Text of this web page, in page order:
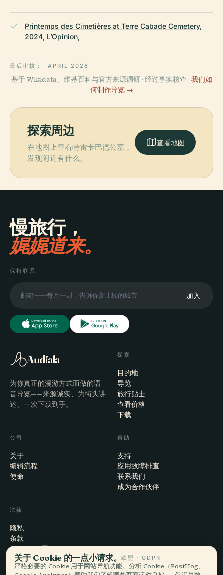
Printemps des Cimetières at Terre Cabade Cemetery,
2024, L’Opinion,
最后审核： APRIL 2026
基于 Wikidata、维基百科与官方来源调研 · 经过事实核查 · 我们如
何制作导览 →
探索周边
在地图上查看特雷卡巴德公墓，
发现附近有什么。
查看地图
慢旅行，
娓娓道来。
保持联系
加入
Audiala
为你真正的漫游方式而做的语
音导览——来源诚实、为街头讲
述、一次下载到手。
探索
目的地
导览
旅行贴士
查看价格
下载
公司
关于
编辑流程
使命
帮助
支持
应用故障排查
联系我们
成为合作伙伴
法律
隐私
条款
Cookie 设置
注销账户
关于 Cookie 的一点小请求。欧盟 · GDPR
严格必要的 Cookie 用于网站导航功能。分析 Cookie（PostHog、